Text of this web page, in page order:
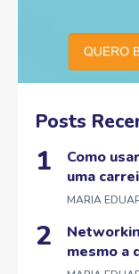
Posts
Como
uma
MARIA
mesmo a